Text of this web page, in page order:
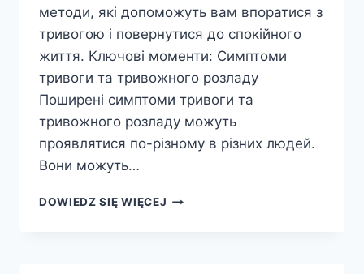
методи, які допоможуть вам впоратися з
тривогою і повернутися до спокійного
життя. Ключові моменти: Симптоми
тривоги та тривожного розладу
Поширені симптоми тривоги та
тривожного розладу можуть
проявлятися по-різному в різних людей.
Вони можуть…
DOWIEDZ SIĘ WIĘCEJ ЯК